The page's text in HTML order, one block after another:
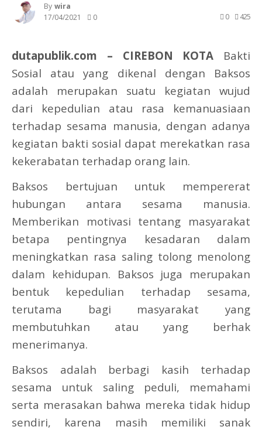
By Wira
17/04/2021
0 425
0
dutapublik.com – CIREBON KOTA Bakti
Sosial atau yang dikenal dengan Baksos
adalah merupakan suatu kegiatan wujud
dari kepedulian atau rasa kemanuasiaan
terhadap sesama manusia, dengan adanya
kegiatan bakti sosial dapat merekatkan rasa
kekerabatan terhadap orang lain.
Baksos bertujuan untuk mempererat
hubungan antara sesama manusia.
Memberikan motivasi tentang masyarakat
betapa pentingnya kesadaran dalam
meningkatkan rasa saling tolong menolong
dalam kehidupan. Baksos juga merupakan
bentuk kepedulian terhadap sesama,
terutama bagi masyarakat yang
membutuhkan atau yang berhak
menerimanya.
Baksos adalah berbagi kasih terhadap
sesama untuk saling peduli, memahami
serta merasakan bahwa mereka tidak hidup
sendiri, karena masih memiliki sanak